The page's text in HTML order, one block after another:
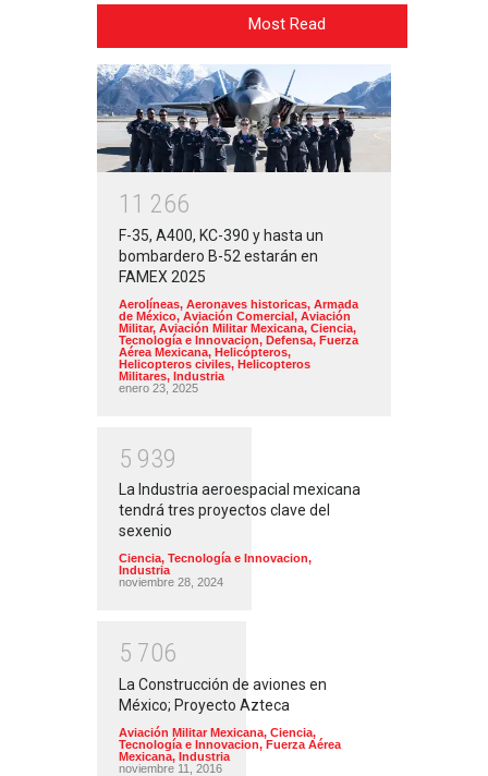
Most Read
1 1 266
F-35, A400, KC-390 y hasta un
bombardero B-52 estarán en
FAMEX 2025
Aerolíneas, Aeronaves historicas, Armada
de México, Aviación Comercial, Aviación
Militar, Aviación Militar Mexicana, Ciencia,
Tecnología e Innovacion, Defensa, Fuerza
Aérea Mexicana, Helicópteros,
Helicopteros civiles, Helicopteros
Militares, Industria
enero 23, 2025
5 939
La Industria aeroespacial mexicana
tendrá tres proyectos clave del
sexenio
Ciencia, Tecnología e Innovacion,
Industria
noviembre 28, 2024
5 706
La Construcción de aviones en
México; Proyecto Azteca
Aviación Militar Mexicana, Ciencia,
Tecnología e Innovacion, Fuerza Aérea
Mexicana, Industria
noviembre 11, 2016